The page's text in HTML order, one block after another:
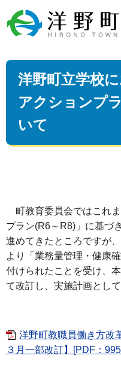
洋野町立学校
アクションプ
いて
町教育委員会ではこれ
プラン(R6～R8)」に基づ
進めてきたところですが
より「業務量管理・健康
付けられたことを受け、
て改訂し、実施計画とし
洋野町教職員働き方改
３月一部改訂】[PDF：